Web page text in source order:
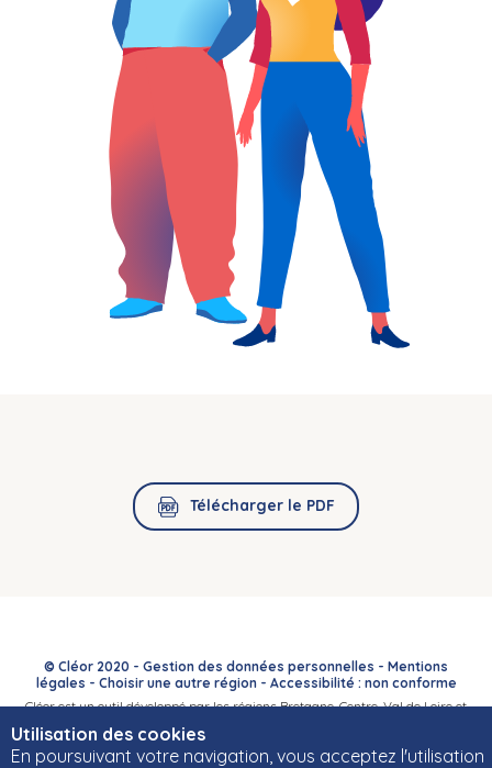
Utilisation des cookies
En poursuivant votre navigation, vous acceptez l'utilisation
Télécharger le PDF
© Cléor 2020 - Gestion des données personnelles - Mentions
légales - Choisir une autre région- Accessibilité : non conforme
Cléor est un outil développé par les régions Bretagne, Centre-Val de Loire et